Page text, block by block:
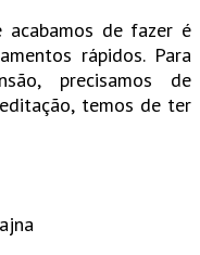
de fazer é
rápidos. Para
precisamos de
temos de ter